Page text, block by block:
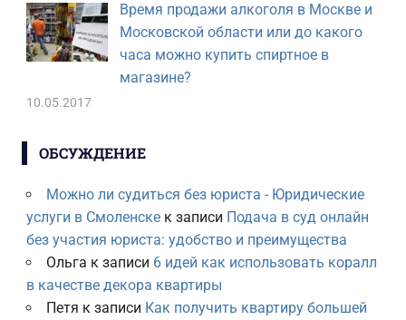
Время продажи алкоголя в Москве и
Московской области или до какого
часа можно купить спиртное в
магазине?
10.05.2017
ОБСУЖДЕНИЕ
Можно ли судиться без юриста - Юридические
услуги в Смоленскек записи Подача в суд онлайн
без участия юриста: удобство и преимущества
Ольга к записи 6 идей как использовать коралл
в качестве декора квартиры
Петя к записи Как получить квартиру большей